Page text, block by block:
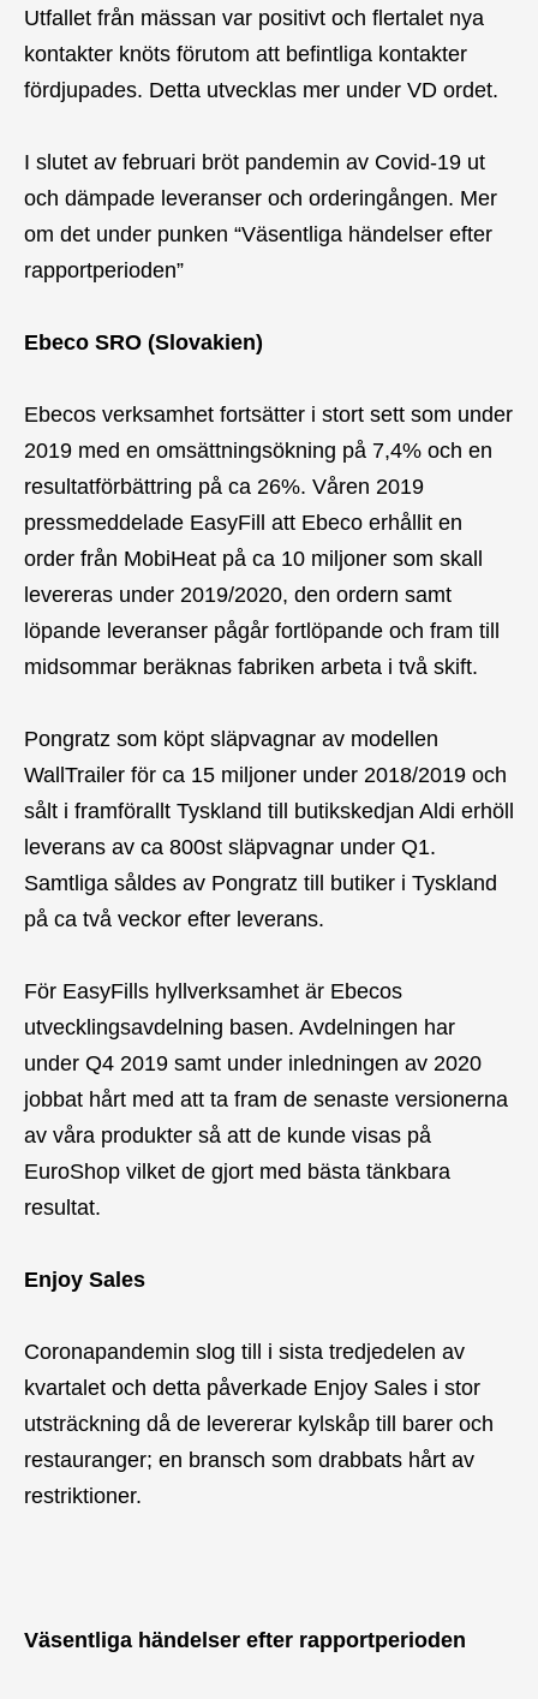
Utfallet från mässan var positivt och flertalet nya
kontakter knöts förutom att befintliga kontakter
fördjupades. Detta utvecklas mer under VD ordet.
I slutet av februari bröt pandemin av Covid-19 ut
och dämpade leveranser och orderingången. Mer
om det under punken “Väsentliga händelser efter
rapportperioden”
Ebeco SRO (Slovakien)
Ebecos verksamhet fortsätter i stort sett som under
2019 med en omsättningsökning på 7,4% och en
resultatförbättring på ca 26%. Våren 2019
pressmeddelade EasyFill att Ebeco erhållit en
order från MobiHeat på ca 10 miljoner som skall
levereras under 2019/2020, den ordern samt
löpande leveranser pågår fortlöpande och fram till
midsommar beräknas fabriken arbeta i två skift.
Pongratz som köpt släpvagnar av modellen
WallTrailer för ca 15 miljoner under 2018/2019 och
sålt i framförallt Tyskland till butikskedjan Aldi erhöll
leverans av ca 800st släpvagnar under Q1.
Samtliga såldes av Pongratz till butiker i Tyskland
på ca två veckor efter leverans.
För EasyFills hyllverksamhet är Ebecos
utvecklingsavdelning basen. Avdelningen har
under Q4 2019 samt under inledningen av 2020
jobbat hårt med att ta fram de senaste versionerna
av våra produkter så att de kunde visas på
EuroShop vilket de gjort med bästa tänkbara
resultat.
Enjoy Sales
Coronapandemin slog till i sista tredjedelen av
kvartalet och detta påverkade Enjoy Sales i stor
utsträckning då de levererar kylskåp till barer och
restauranger; en bransch som drabbats hårt av
restriktioner.
Väsentliga händelser efter rapportperioden